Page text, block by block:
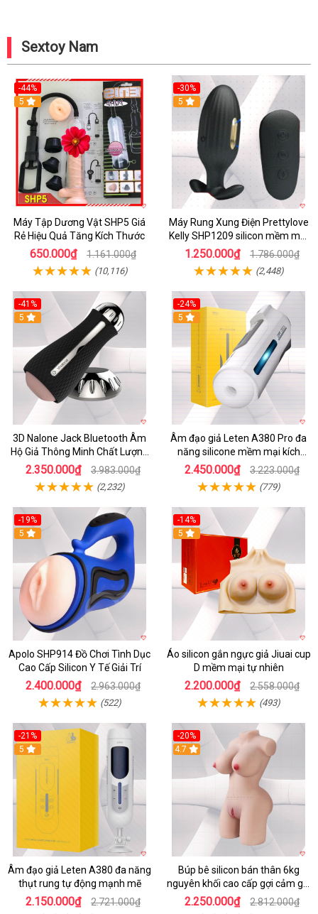
Sextoy Nam
-44%
5
Máy Tập Dương Vật SHP5 Giá
Rẻ Hiệu Quả Tăng Kích Thước
650.000₫ 1.161.000₫
(10,116)
-30%
5
Máy Rung Xung Điện Prettylove
Kelly SHP1209 silicon mềm mại
tiện lợi
1.250.000₫ 1.786.000₫
(2,448)
-41%
5
3D Nalone Jack Bluetooth Âm
Hộ Giả Thông Minh Chất Lượng
Cao
2.350.000₫ 3.983.000₫
(2,232)
-24%
5
Âm đạo giả Leten A380 Pro đa
năng silicone mềm mại kích
thích mạnh mẽ
2.450.000₫ 3.223.000₫
(779)
-19%
5
Apolo SHP914 Đồ Chơi Tình Dục
Cao Cấp Silicon Y Tế Giải Trí
2.400.000₫ 2.963.000₫
(522)
-14%
5
Áo silicon gắn ngực giả Jiuai cup
D mềm mại tự nhiên
2.200.000₫ 2.558.000₫
(493)
-21%
5
Âm đạo giả Leten A380 đa năng
thụt rung tự động mạnh mẽ
2.150.000₫ 2.721.000₫
-20%
4.7
Búp bê silicon bán thân 6kg
nguyên khối cao cấp gợi cảm giá
tốt
2.250.000₫ 2.812.000₫